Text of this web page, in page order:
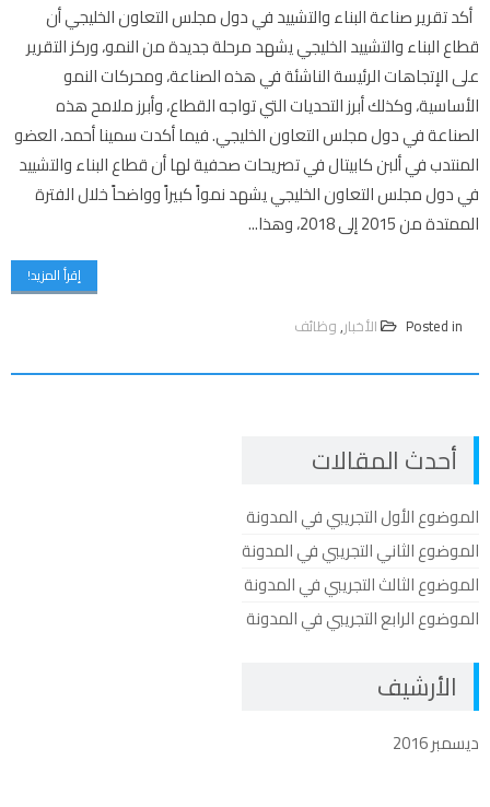
أكد تقرير صناعة البناء والتشييد في دول مجلس التعاون الخليجي أن
قطاع البناء والتشييد الخليجي يشهد مرحلة جديدة من النمو، وركز التقرير
على الإتجاهات الرئيسة الناشئة في هذه الصناعة، ومحركات النمو
الأساسية، وكذلك أبرز التحديات التي تواجه القطاع، وأبرز ملامح هذه
الصناعة في دول مجلس التعاون الخليجي. فيما أكدت سمينا أحمد، العضو
المنتدب في ألبن كابيتال في تصريحات صحفية لها أن قطاع البناء والتشييد
في دول مجلس التعاون الخليجي يشهد نمواً كبيراً وواضحاً خلال الفترة
الممتدة من 2015 إلى 2018، وهذا...
إقرأ المزيد!
Posted in الأخبار,وظائف
أحدث المقالات
الموضوع الأول التجريبي في المدونة
الموضوع الثاني التجريبي في المدونة
الموضوع الثالث التجريبي في المدونة
الموضوع الرابع التجريبي في المدونة
الأرشيف
ديسمبر 2016